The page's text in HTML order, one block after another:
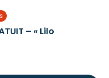
– « Lilo